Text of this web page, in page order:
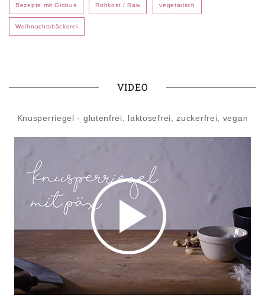
Rezepte mit Globus Rohkost / Raw vegetarisch
Weihnachtsbäckerei
VIDEO
Knusperriegel - glutenfrei, laktosefrei, zuckerfrei, vegan